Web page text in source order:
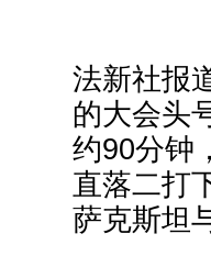
法新社报
的大会头
约90分钟
直落二打
萨克斯坦